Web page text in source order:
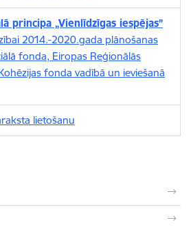
principa „Vienlīdzīgas iespējas”
2014.-2020.gada plānošanas
fonda, Eiropas Reģionālās
fonda vadībā un ieviešanā
lietošanu